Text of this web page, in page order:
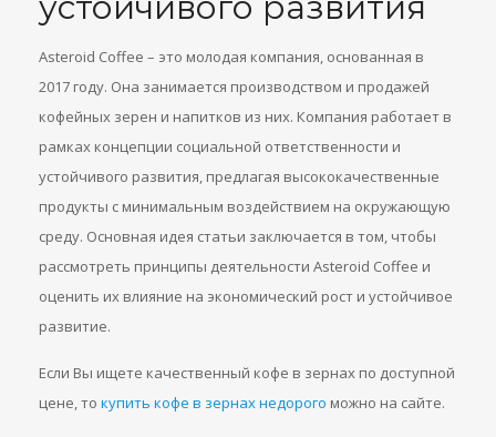
Asteroid Coffee – это молодая компания, основанная в
2017 году. Она занимается производством и продажей
кофейных зерен и напитков из них. Компания работает в
рамках концепции социальной ответственности и
устойчивого развития, предлагая высококачественные
продукты с минимальным воздействием на окружающую
среду. Основная идея статьи заключается в том, чтобы
рассмотреть принципы деятельности Asteroid Coffee и
оценить их влияние на экономический рост и устойчивое
развитие.
Если Вы ищете качественный кофе в зернах по доступной
цене, то купить кофе в зернах недорого можно на сайте.